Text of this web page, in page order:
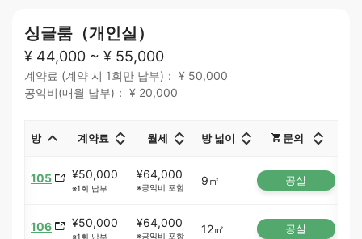
싱글룸（개인실）
¥ 44,000 ~ ¥ 55,000
계약료 (계약 시 1회만 납부)： ¥ 50,000
공익비(매월 납부)： ¥ 20,000
방 계약료 월세 방 넓이 문의
105 ¥50,000
※1회 납부
¥64,000
※공익비 포함 9㎡ 공실
106 ¥50,000
※1회 납부
¥64,000
※공익비 포함 12㎡ 공실